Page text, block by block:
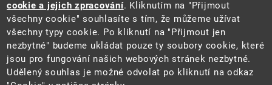
Web
Aktuality
Ochrana osobních údajů
Prohlášení o přístupnosti
Zásady používání cookies
Mapa webu
cookie a jejich zpracování. Kliknutím na "Přijmout
všechny cookie" souhlasíte s tím, že můžeme užívat
všechny typy cookie. Po kliknutí na "Přijmout jen
nezbytné" budeme ukládat pouze ty soubory cookie, které
jsou pro fungování našich webových stránek nezbytné.
Udělený souhlas je možné odvolat po kliknutí na odkaz